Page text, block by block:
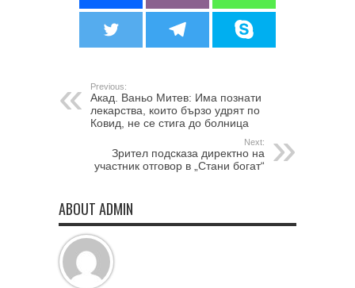
Previous:
Акад. Ваньо Митев: Има познати
лекарства, които бързо удрят по
Ковид, не се стига до болница
Next:
Зрител подсказа директно на
участник отговор в „Стани богат“
ABOUT ADMIN